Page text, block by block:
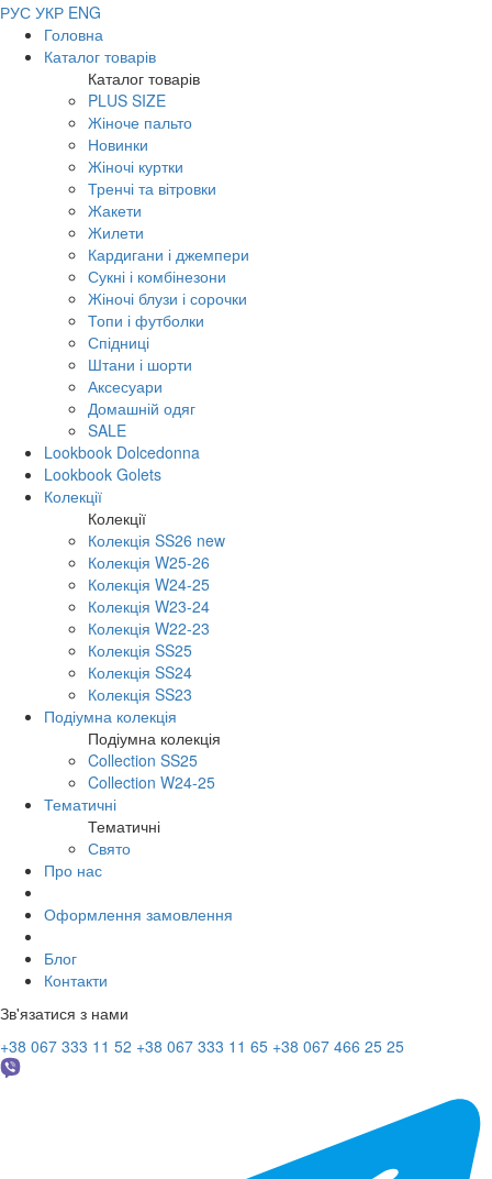
РУС УКР ENG
Головна
Каталог товарів
Каталог товарів
PLUS SIZE
Жіноче пальто
Новинки
Жіночі куртки
Тренчі та вітровки
Жакети
Жилети
Кардигани і джемпери
Сукні і комбінезони
Жіночі блузи і сорочки
Топи і футболки
Спідниці
Штани і шорти
Аксесуари
Домашній одяг
SALE
Lookbook Dolcedonna
Lookbook Golets
Колекції
Колекції
Колекція SS26 new
Колекція W25-26
Колекція W24-25
Колекція W23-24
Колекція W22-23
Колекція SS25
Колекція SS24
Колекція SS23
Подіумна колекція
Подіумна колекція
Collection SS25
Collection W24-25
Тематичні
Тематичні
Свято
Про нас
Оформлення замовлення
Блог
Контакти
Зв'язатися з нами
+38 067 333 11 52 +38 067 333 11 65 +38 067 466 25 25